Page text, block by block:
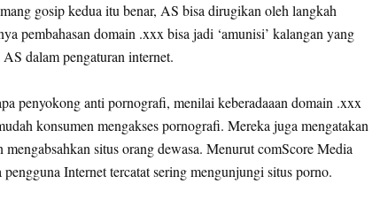
gosip kedua itu benar, AS bisa dirugikan oleh langkah
pembahasan domain .xxx bisa jadi ‘amunisi’ kalangan yang
dalam pengaturan internet.
penyokong anti pornografi, menilai keberadaaan domain .xxx
konsumen mengakses pornografi. Mereka juga mengatakan
mengabsahkan situs orang dewasa. Menurut comScore Media
Internet tercatat sering mengunjungi situs porno.